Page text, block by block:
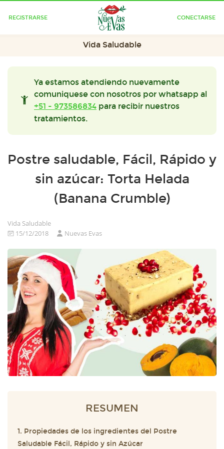
REGISTRARSE CONECTARSE
Vida Saludable
Ya estamos atendiendo nuevamente
comuniquese con nosotros por whatsapp al
+51 - 973586834 para recibir nuestros
tratamientos.
Postre saludable, Fácil, Rápido y
sin azúcar: Torta Helada
(Banana Crumble)
Vida Saludable
15/12/2018
Nuevas Evas
RESUMEN
1. Propiedades de los ingredientes del Postre
Saludable Fácil, Rápido y sin Azúcar